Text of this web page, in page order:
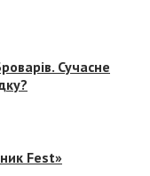
Сучасне
Fest»